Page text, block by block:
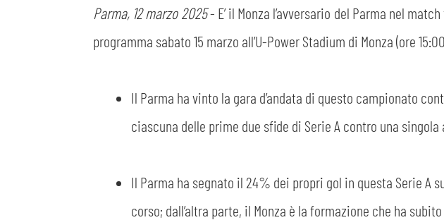
Parma, 12 marzo 2025- E’ il Monza l’avversario del Parma nel
programma sabato 15 marzo all’U-Power Stadium di Monza (ore
Il Parma ha vinto la gara d’andata di questo campionato
ciascuna delle prime due sfide di Serie A contro una
Il Parma ha segnato il 24% dei propri gol in questa Serie A
corso; dall’altra parte, il Monza è la formazione che ha